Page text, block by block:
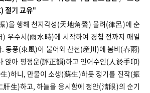
절기 교유"
)을 행해 천지각성(天地角聲) 율려(律呂)에 순
우수시(雨水時)에 시작하여 경칩 전까지 매일
동풍(東風)이 불어와 산천(産川)에 봄비(春雨)
앉아 평정운(評正韻)하고 인어수인(人於手印)
)하니, 만물이 소생(蘇生)하듯 정기를 진작(振
生)하고, 하늘을 응시함에 청안(淸眼)의 순기